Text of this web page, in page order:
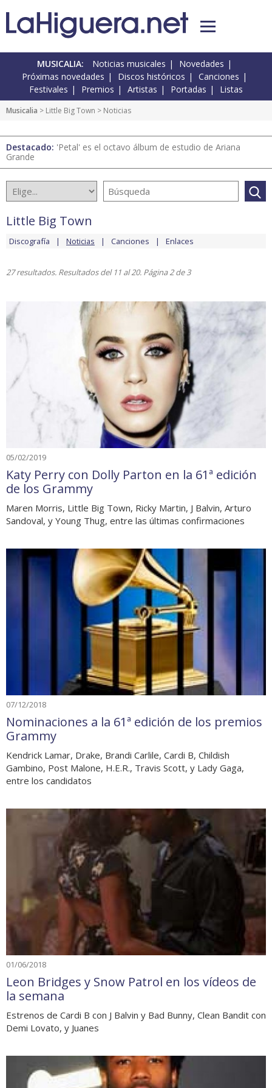
MUSICALIA: Noticias musicales
Novedades
Próximas novedades
Discos históricos
Canciones
Festivales
Premios Artistas Portadas Listas
Musicalia > Little Big Town > Noticias
Destacado: 'Petal' es el octavo álbum de estudio de Ariana
Grande
Little Big Town
Discografía Noticias Canciones Enlaces
27 resultados. Resultados del 11 al 20. Página 2 de 3
05/02/2019
Katy Perry con Dolly Parton en la 61ª edición
de los Grammy
Maren Morris, Little Big Town, Ricky Martin, J Balvin, Arturo
Sandoval, y Young Thug, entre las últimas confirmaciones
07/12/2018
Nominaciones a la 61ª edición de los premios
Grammy
Kendrick Lamar, Drake, Brandi Carlile, Cardi B, Childish
Gambino, Post Malone, H.E.R., Travis Scott, y Lady Gaga,
entre los candidatos
01/06/2018
Leon Bridges y Snow Patrol en los vídeos de
la semana
Estrenos de Cardi B con J Balvin y Bad Bunny, Clean Bandit con
Demi Lovato, y Juanes